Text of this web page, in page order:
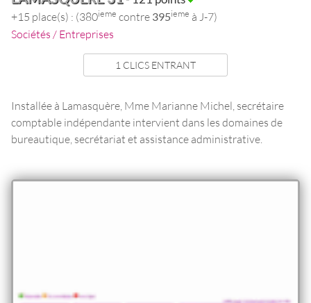
+15 place(s) : (380ieme contre 395ieme à J-7)
Sociétés / Entreprises
1 CLICS ENTRANT
Installée à Lamasquère, Mme Marianne Michel, secrétaire
comptable indépendante intervient dans les domaines de
bureautique, secrétariat et assistance administrative.